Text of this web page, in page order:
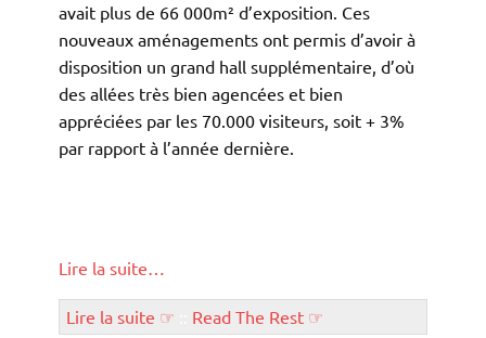
avait plus de 66 000m² d’exposition. Ces
nouveaux aménagements ont permis d’avoir à
disposition un grand hall supplémentaire, d’où
des allées très bien agencées et bien
appréciées par les 70.000 visiteurs, soit + 3%
par rapport à l’année dernière.
Lire la suite…
Lire la suite ☞ Read The Rest ☞